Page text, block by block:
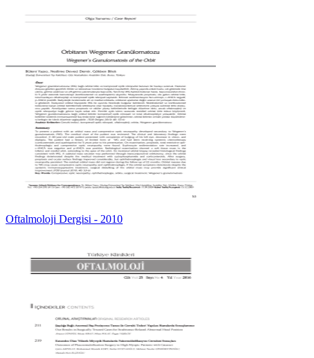
Oftalmoloji Dergisi - 2010